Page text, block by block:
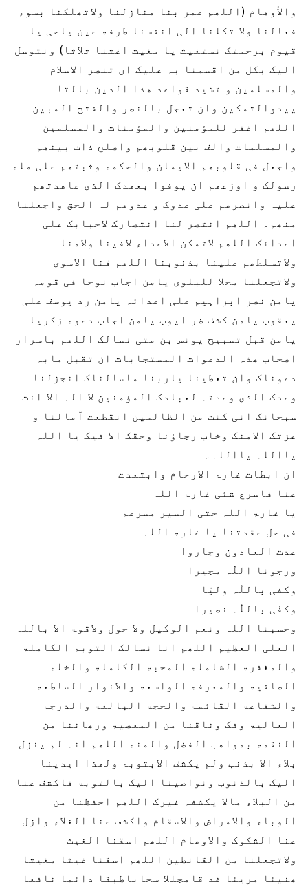
والأوھام (اللھم عمر بنا منازلنا ولاتھلکنا بسوء
فعالنا ولا تکلنا الی انفسنا طرفۃ عین یاحی یا
قیوم برحمتک نستغیث یا مغیث اغثنا ثلاثا) ونتوسل
الیک بکل من اقسمنا بہ علیک ان تنصر الاسلام
والمسلمین و تشید قواعد ھذا الدین بالتا
ییدوالتمکین وان تعجل بالنصر والفتح المبین
اللھم اغفر للمؤمنین والمؤمنات والمسلمین
والمسلمات والف بین قلوبھم واصلح ذات بینھم
واجعل فی قلوبھم الایمان والحکمۃ وثبتھم علی ملۃ
رسولک و اوزعھم ان یوفوا بعھدک الذی عاھدتھم
علیہ وانصرھم علی عدوک و عدوھم لہ الحق واجعلنا
منھم۔ اللھم انتصر لنا انتصارک لاحبابک علی
اعدائک اللھم لاتمکن الاعداء لافینا ولامنا
ولاتسلطھم علینا بذنوبنا اللھم قنا الاسوی
ولاتجعلنا محلا للبلوی یامن اجاب نوحا فی قومہ
یامن نصر ابراہیم علی اعدائہ یامن رد یوسف علی
یعقوب یامن کشف ضر ایوب یامن اجاب دعوۃ زکریا
یامن قبل تسبیح یونس بن متی نسالک اللھم باسرار
اصحاب ھذہ الدعوات المستجابات ان تقبل مابہ
دعوناک وان تعطینا یاربنا ماسالناک انجزلنا
وعدک الذی وعدتہ لعبادک المؤمنین لا الہ الا انت
سبحانک انی کنت من الظالمین انقطعت آمالنا و
عزتک الامنک وخاب رجاؤنا وحقک الا فیک یا اللہ
یااللہ یااللہ۔
ان ابطات غارۃ الارحام وابتعدت
عنا فاسرع شئی غارۃ اللہ
یا غارۃ اللہ حتی السیر مسرعۃ
فی حل عقدتنا یا غارۃ اللہ
عدت العادون وجاروا
ورجونا اللّٰہ مجیرا
وکفی باللّٰہ ولیّا
وکفٰی باللّٰہ نصیرا
وحسبنا اللہ ونعم الوکیل ولا حول ولاقوۃ الا باللہ
العلی العظیم اللھم انا نسالک التوبۃ الکاملۃ
والمغفرۃ الشاملۃ المحبۃ الکاملۃ والخلۃ
الصافیۃ والمعرفۃ الواسعۃ والانوار الساطعۃ
والشفاعۃ القائمۃ والحجۃ البالغۃ والدرجۃ
العالیۃ وفک وثاقنا من المعصیۃ ورھاننا من
النقمۃ بمواھب الفضل والمنۃ اللھم انہ لم ینزل
بلاء الا بذنب ولم یکشف الابتوبۃ ولھذا ایدینا
الیک بالذنوب ونواصینا الیک بالتوبۃ فاکشف عنا
من البلاء مالا یکشفہ غیرک اللھم احفظنا من
الوباء والامراض والاسقام واکشف عنا الغلاء وازل
عنا الشکوک والاوھام اللھم اسقنا الغیث
ولاتجعلنا من القانطین اللھم اسقنا غیثا مغیثا
ھنیئا مریئا غد قامجللا سحاباطبقا دائما نافعا